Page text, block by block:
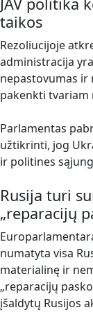
JAV politika
taikos
Rezoliucijoje
administracija
nepastovumas ir
pakenkti tvariam
Parlamentas
užtikrinti, jog
ir politines
Rusija turi
„reparacijų
numatyta visa
materialinę ir
„reparacijų
įšaldytų Rusijos